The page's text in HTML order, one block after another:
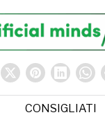
CONSIGLIATI